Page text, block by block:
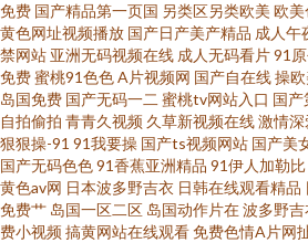
美A视频 国产青青香蕉在线91 91视频网站男女
网站 国产稀缺精品盗摄盗拍 91丝足 在线视频
品熟妇 91秦先生视频系列 天天舔夜夜撸 黄色
91老司机视频 一本道色婷婷 男人的天堂黄色片
免费 国产精品第一页国 另类区另类欧美 欧
黄色网址视频播放 国产日产美产精品 成人午
禁网站 亚洲无码视频在线 成人无码看片91
免费蜜桃91色色A片视频网 国产自在线操
岛国免费 国产无码一二 蜜桃tv网站入口 国产
自拍偷拍 青青久视频 久草新视频在线激情
狠狠操-91 91我要操 国产ts视频网站 国产美
国产无码色色91香蕉亚洲精品 91伊人加勒比
黄色av网 日本波多野吉衣 日韩在线观看精品
免费艹 岛国一区二区 岛国动作片在波多野吉
费小视频搞黄网站在线观看免费色情A片网